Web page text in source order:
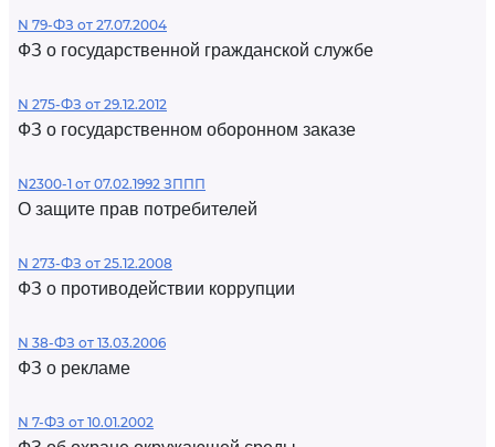
N 79-ФЗ от 27.07.2004
ФЗ о государственной гражданской службе
N 275-ФЗ от 29.12.2012
ФЗ о государственном оборонном заказе
N2300-1 от 07.02.1992 ЗППП
О защите прав потребителей
N 273-ФЗ от 25.12.2008
ФЗ о противодействии коррупции
N 38-ФЗ от 13.03.2006
ФЗ о рекламе
N 7-ФЗ от 10.01.2002